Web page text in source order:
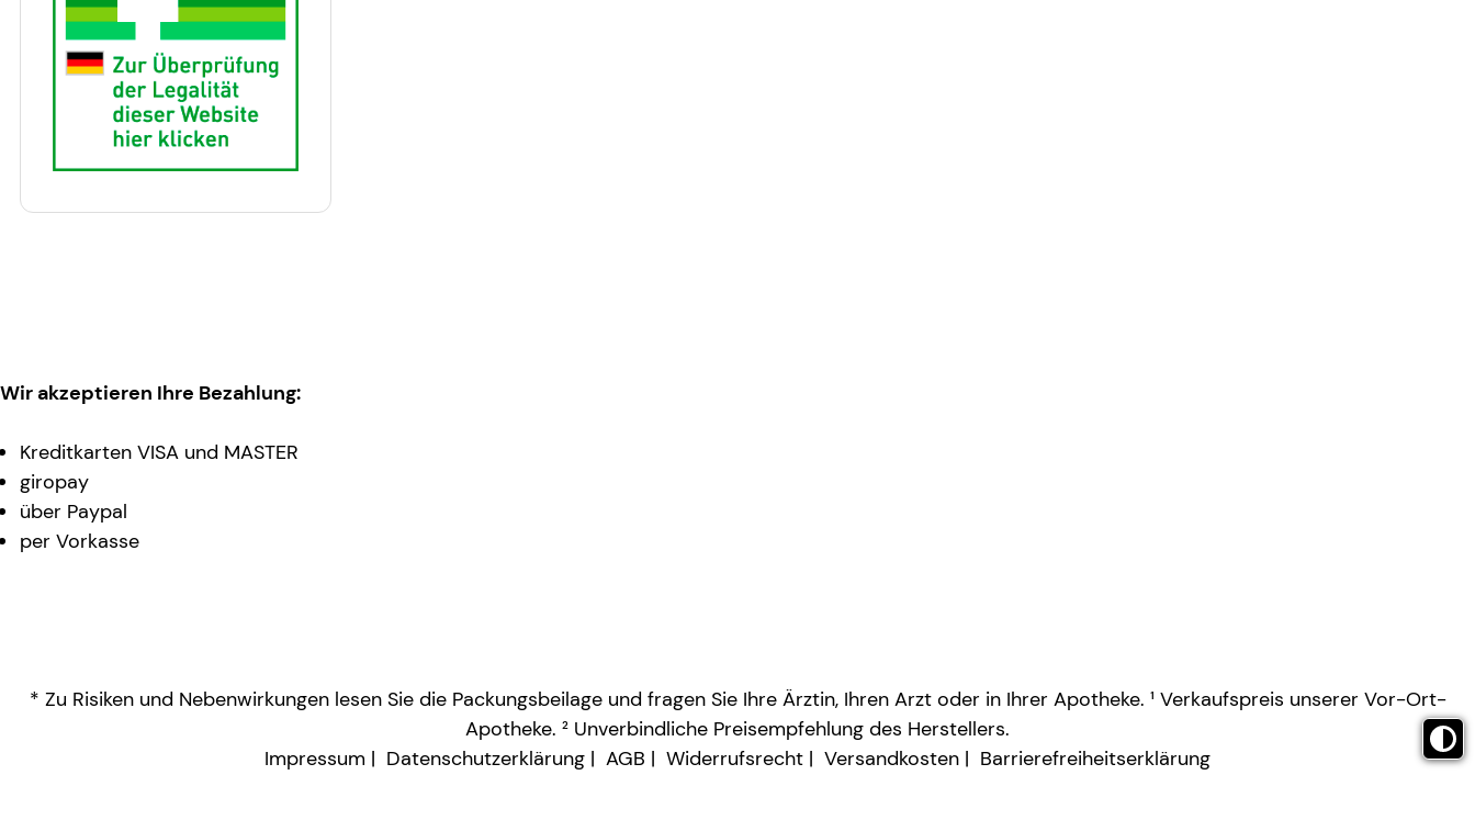
Wir akzeptieren Ihre Bezahlung:
Kreditkarten VISA und MASTER
giropay
über Paypal
per Vorkasse
* Zu Risiken und Nebenwirkungen lesen Sie die Packungsbeilage und fragen Sie Ihre Ärztin, Ihren Arzt oder in Ihrer Apotheke. ¹ Verkaufspreis unserer Vor-Ort-
Apotheke. ² Unverbindliche Preisempfehlung des Herstellers.
Impressum
Datenschutzerklärung AGB Widerrufsrecht Versandkosten Barrierefreiheitserklärung